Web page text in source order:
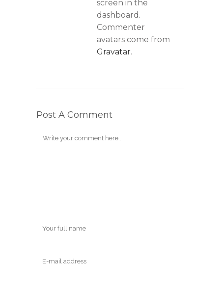
screen in the
dashboard.
Commenter
avatars come from
Gravatar.
Post A Comment